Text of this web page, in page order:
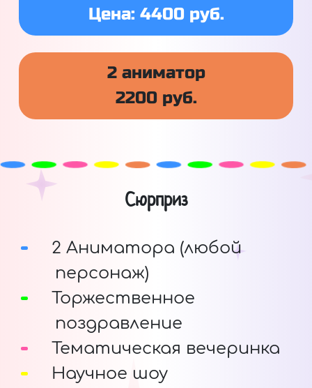
Цена: 4400 руб.
2 аниматор
2200 руб.
Сюрприз
2 Аниматора (любой
персонаж)
Торжественное
поздравление
Тематическая вечеринка
Научное шоу